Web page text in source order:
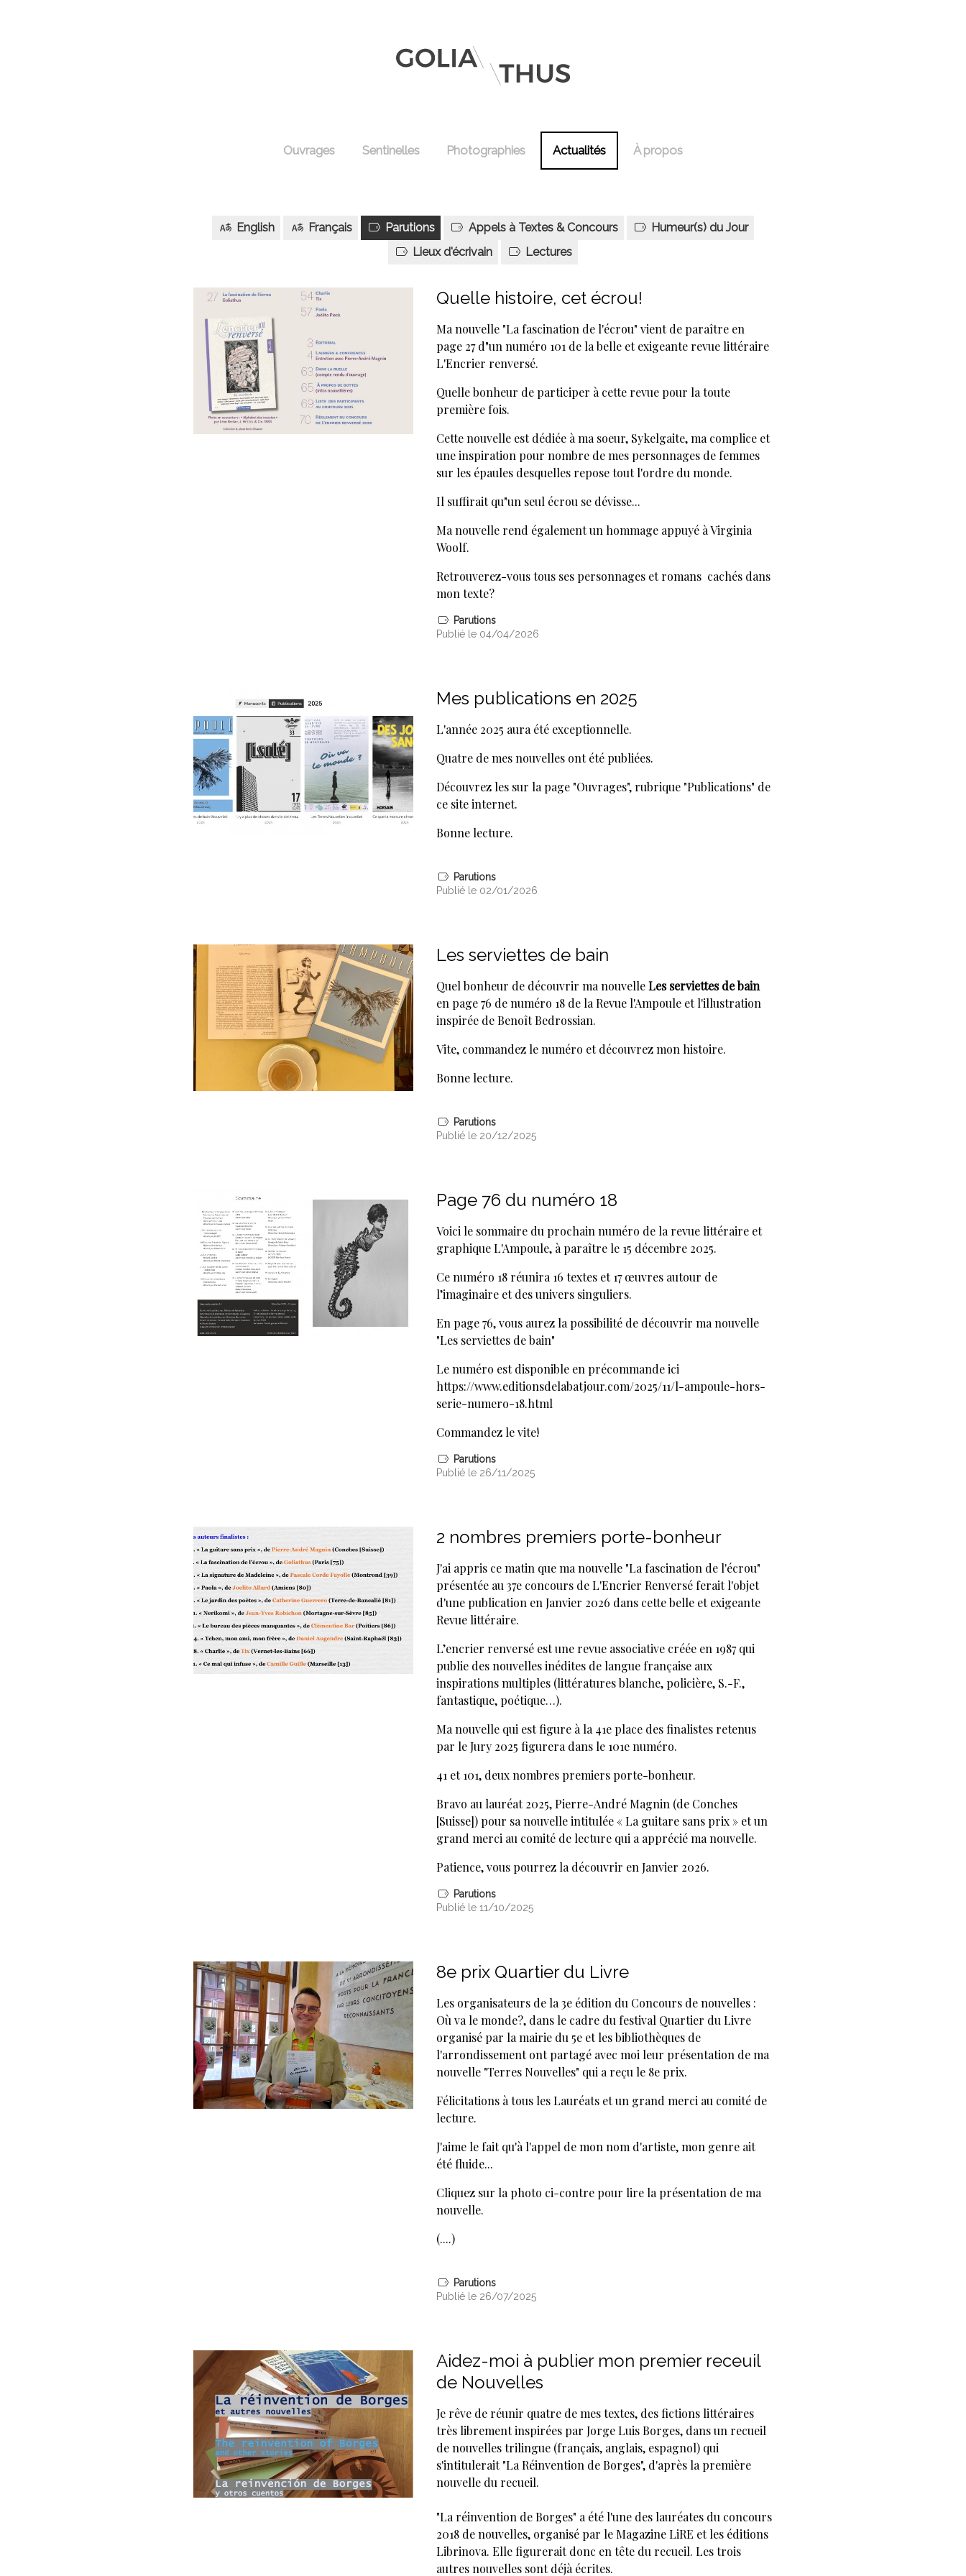
Ouvrages Sentinelles Photographies Actualités À propos
English Français Parutions Appels à Textes & Concours
Humeur(s) du Jour
Lieux d'écrivain
Lectures
Quelle histoire, cet écrou!
Ma nouvelle "La fascination de l'écrou" vient de paraître en
page 27 d"un numéro 101 de la belle et exigeante revue littéraire
L'Encrier renversé.
Quelle bonheur de participer à cette revue pour la toute
première fois.
Cette nouvelle est dédiée à ma soeur, Sykelgaite, ma complice et
une inspiration pour nombre de mes personnages de femmes
sur les épaules desquelles repose tout l'ordre du monde.
Il suffirait qu"un seul écrou se dévisse...
Ma nouvelle rend également un hommage appuyé à Virginia
Woolf.
Retrouverez-vous tous ses personnages et romans cachés dans
mon texte?
Parutions
Publié le 04/04/2026
Mes publications en 2025
L'année 2025 aura été exceptionnelle.
Quatre de mes nouvelles ont été publiées.
Découvrez les sur la page "Ouvrages", rubrique "Publications" de
ce site internet.
Bonne lecture.
Parutions
Publié le 02/01/2026
Les serviettes de bain
Quel bonheur de découvrir ma nouvelleLes serviettes de bain
en page 76 de numéro 18 de la Revue l'Ampoule et l'illustration
inspirée de Benoît Bedrossian.
Vite, commandez le numéro et découvrez mon histoire.
Bonne lecture.
Parutions
Publié le 20/12/2025
Page 76 du numéro 18
Voici le sommaire du prochain numéro de la revue littéraire et
graphique L'Ampoule, à paraître le 15 décembre 2025.
Ce numéro 18 réunira 16 textes et 17 œuvres autour de
l’imaginaire et des univers singuliers.
En page 76, vous aurez la possibilité de découvrir ma nouvelle
"Les serviettes de bain"
Le numéro est disponible en précommande ici
https://www.editionsdelabatjour.com/2025/11/l-ampoule-hors-
serie-numero-18.html
Commandez le vite!
Parutions
Publié le 26/11/2025
2 nombres premiers porte-bonheur
J'ai appris ce matin que ma nouvelle "La fascination de l'écrou"
présentée au 37e concours de L'Encrier Renversé ferait l'objet
d'une publication en Janvier 2026 dans cette belle et exigeante
Revue littéraire.
L’encrier renversé est une revue associative créée en 1987 qui
publie des nouvelles inédites de langue française aux
inspirations multiples (littératures blanche, policière, S.-F.,
fantastique, poétique…).
Ma nouvelle qui est figure à la 41e place des finalistes retenus
par le Jury 2025 figurera dans le 101e numéro.
41 et 101, deux nombres premiers porte-bonheur.
Bravo au lauréat 2025, Pierre-André Magnin (de Conches
[Suisse]) pour sa nouvelle intitulée « La guitare sans prix » et un
grand merci au comité de lecture qui a apprécié ma nouvelle.
Patience, vous pourrez la découvrir en Janvier 2026.
Parutions
Publié le 11/10/2025
8e prix Quartier du Livre
Les organisateurs de la 3e édition du Concours de nouvelles :
Où va le monde?, dans le cadre du festival Quartier du Livre
organisé par la mairie du 5e et les bibliothèques de
l'arrondissement ont partagé avec moi leur présentation de ma
nouvelle "Terres Nouvelles" qui a reçu le 8e prix.
Félicitations à tous les Lauréats et un grand merci au comité de
lecture.
J'aime le fait qu'à l'appel de mon nom d'artiste, mon genre ait
été fluide...
Cliquez sur la photo ci-contre pour lire la présentation de ma
nouvelle.
(....)
Parutions
Publié le 26/07/2025
Aidez-moi à publier mon premier receuil
de Nouvelles
Je rêve de réunir quatre de mes textes, des fictions littéraires
très librement inspirées par Jorge Luis Borges, dans un recueil
de nouvelles trilingue (français, anglais, espagnol) qui
s'intitulerait "La Réinvention de Borges", d'après la première
nouvelle du recueil.
"La réinvention de Borges" a été l'une des lauréates du concours
2018 de nouvelles, organisé par le Magazine LiRE et les éditions
Librinova. Elle figurerait donc en tête du recueil. Les trois
autres nouvelles sont déjà écrites.